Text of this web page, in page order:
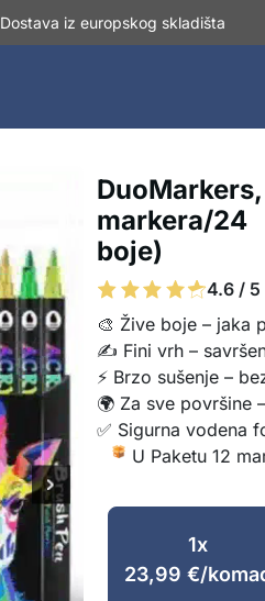
Dostava iz europskog skladišta
markera/24
boje)
4.6 / 5
🎨 Žive boje – jaka
✍️ Fini vrh –
⚡ Brzo sušenje –
🌍 Za sve površine
✅ Sigurna vodena
U Paketu 12
1x
23,99€/